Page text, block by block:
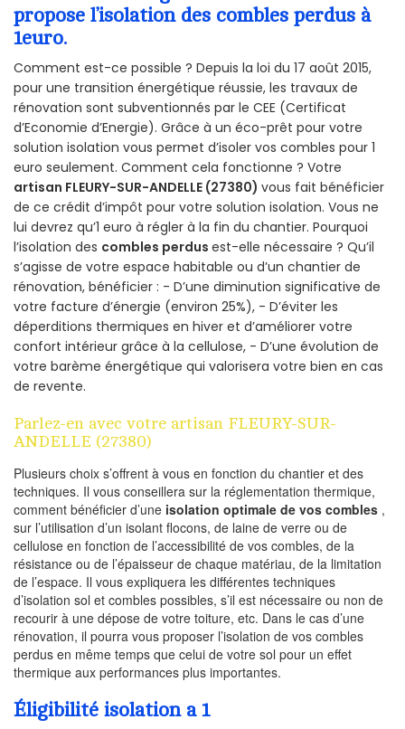
propose l’isolation des combles perdus à
1euro.
Comment est-ce possible ? Depuis la loi du 17 août 2015,
pour une transition énergétique réussie, les travaux de
rénovation sont subventionnés par le CEE (Certificat
d’Economie d’Energie). Grâce à un éco-prêt pour votre
solution isolation vous permet d’isoler vos combles pour 1
euro seulement. Comment cela fonctionne ? Votre
artisan FLEURY-SUR-ANDELLE (27380) vous fait bénéficier
de ce crédit d’impôt pour votre solution isolation. Vous ne
lui devrez qu’1 euro à régler à la fin du chantier. Pourquoi
l’isolation des combles perdus est-elle nécessaire ? Qu’il
s’agisse de votre espace habitable ou d’un chantier de
rénovation, bénéficier : - D’une diminution significative de
votre facture d’énergie (environ 25%), - D’éviter les
déperditions thermiques en hiver et d’améliorer votre
confort intérieur grâce à la cellulose, - D’une évolution de
votre barème énergétique qui valorisera votre bien en cas
de revente.
Parlez-en avec votre artisan FLEURY-SUR-
ANDELLE (27380)
Plusieurs choix s’offrent à vous en fonction du chantier et des
techniques. Il vous conseillera sur la réglementation thermique,
comment bénéficier d’une isolation optimale de vos combles ,
sur l’utilisation d’un isolant flocons, de laine de verre ou de
cellulose en fonction de l’accessibilité de vos combles, de la
résistance ou de l’épaisseur de chaque matériau, de la limitation
de l’espace. Il vous expliquera les différentes techniques
d’isolation sol et combles possibles, s’il est nécessaire ou non de
recourir à une dépose de votre toiture, etc. Dans le cas d’une
rénovation, il pourra vous proposer l’isolation de vos combles
perdus en même temps que celui de votre sol pour un effet
thermique aux performances plus importantes.
Éligibilité isolation a 1